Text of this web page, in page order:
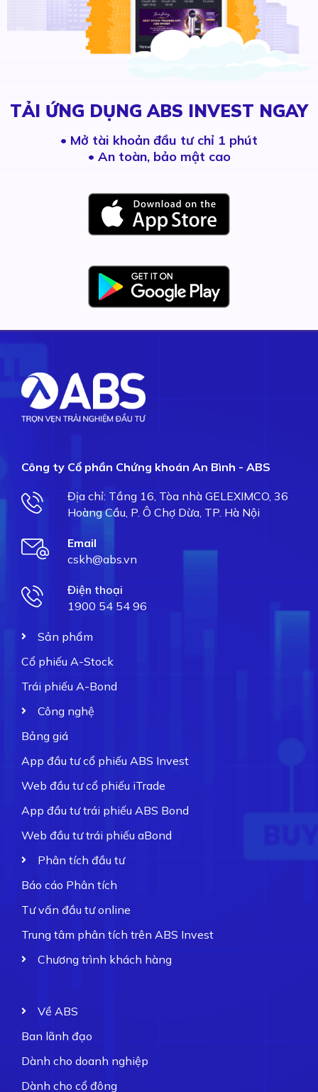
TẢI ỨNG DỤNG ABS INVEST NGAY
• Mở tài khoản đầu tư chỉ 1 phút
• An toàn, bảo mật cao
Công ty Cổ phần Chứng khoán An Bình - ABS
Địa chỉ: Tầng 16, Tòa nhà GELEXIMCO, 36
Hoàng Cầu, P. Ô Chợ Dừa, TP. Hà Nội
Email
cskh@abs.vn
Điện thoại
1900 54 54 96
Sản phẩm
Cổ phiếu A-Stock
Trái phiếu A-Bond
Công nghệ
Bảng giá
App đầu tư cổ phiếu ABS Invest
Web đầu tư cổ phiếu iTrade
App đầu tư trái phiếu ABS Bond
Web đầu tư trái phiếu aBond
Phân tích đầu tư
Báo cáo Phân tích
Tư vấn đầu tư online
Trung tâm phân tích trên ABS Invest
Chương trình khách hàng
Về ABS
Ban lãnh đạo
Dành cho doanh nghiệp
Dành cho cổ đông